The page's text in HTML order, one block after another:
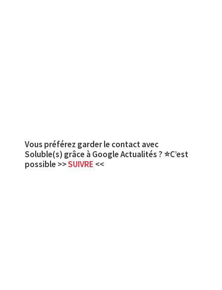
Vous préférez garder le contact avec
Soluble(s) grâce à Google Actualités ? ⭐C’est
possible >>SUIVRE <<